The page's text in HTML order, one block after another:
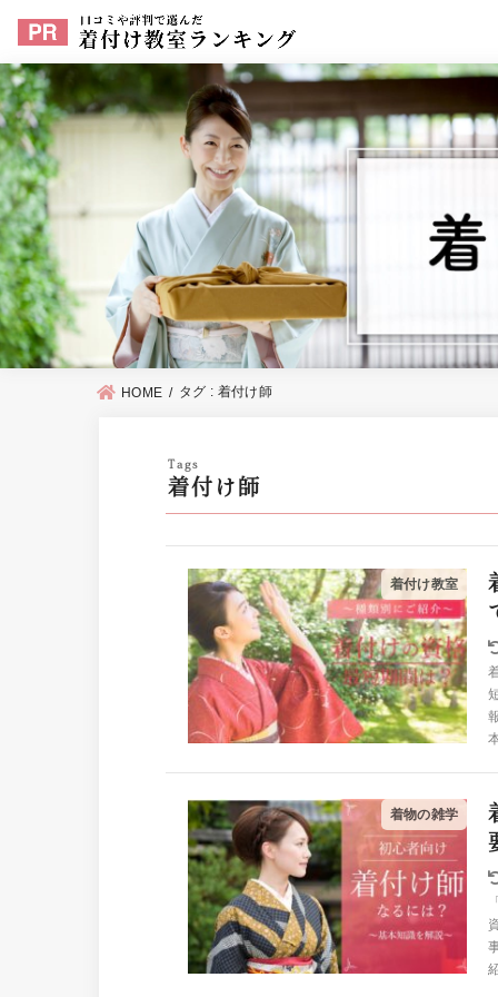
HOME タグ : 着付け師
着付け師
着付け教室
着物の雑学